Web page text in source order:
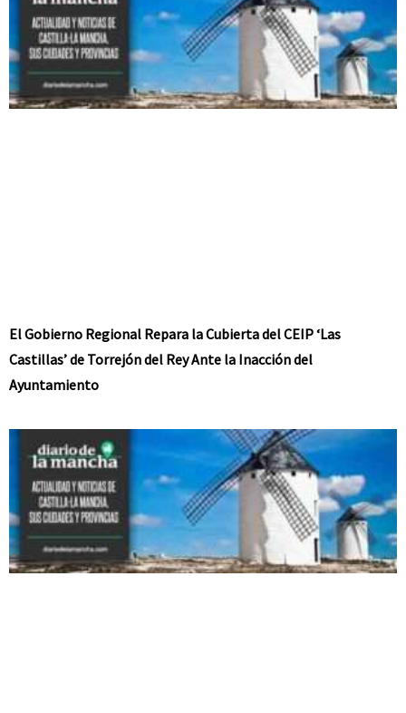
El Gobierno Regional Repara la Cubierta del CEIP ‘Las
Castillas’ de Torrejón del Rey Ante la Inacción del
Ayuntamiento